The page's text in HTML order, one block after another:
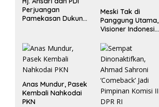
Perjuangan
Pamekasan Dukung
Meski Tak di
Panggung Utama,
Visioner Indonesi
Jadi Perhatian
Publik di Rakerwil
NasDem
Anas Mundur, Pasek
Kembali Nahkodai
PKN